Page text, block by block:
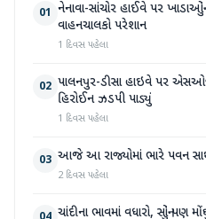
01 નેનાવા-સાંચોર હાઈવે પર ખાડાઓનું
વાહનચાલકો પરેશાન
1 દિવસ પહેલા
02 પાલનપુર-ડીસા હાઇવે પર
હિરોઈન ઝડપી પાડ્યું
1 દિવસ પહેલા
03 આજે આ રાજ્યોમાં ભારે પવન
2 દિવસ પહેલા
ચાંદીના ભાવમાં વધારો, સોનું પણ